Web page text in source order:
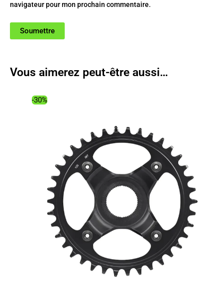
navigateur pour mon prochain commentaire.
Vous aimerez peut-être aussi…
-30%